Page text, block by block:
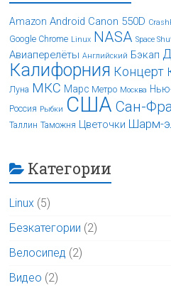
Amazon Android Canon 550D
Google Chrome Linux NASA Space
Авиаперелёты Английский Бэкап
Калифорния Концерт
Луна МКС Марс Метро Москва
Россия Рыбки США Сан-
Таллин Таможня Цветочки Шарм-
Категории
Linux (5)
Безкатегории (2)
Велосипед (2)
Видео (2)